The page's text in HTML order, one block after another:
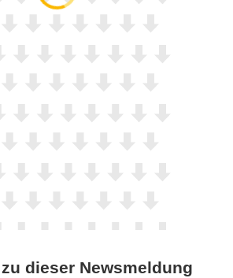
dieser Newsmeldung